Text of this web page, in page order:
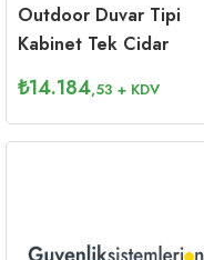
Outdoor Duvar Tipi
Kabinet Tek Cidar
₺14.184,53 + KDV